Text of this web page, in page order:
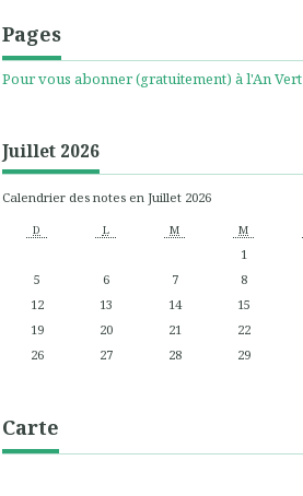
Pages
Pour vous abonner (gratuitement) à l'An Vert
Juillet 2026
Calendrier des notes en Juillet 2026
D L M M
1
5
6 7 8
12
13 14 15
19
20 21 22
26
27 28 29
Carte